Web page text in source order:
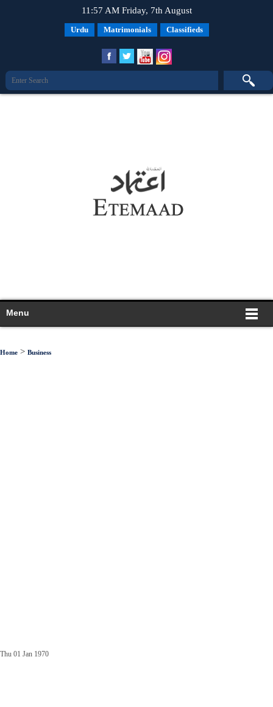
11:57 AM Friday, 7th August
Urdu Matrimonials Classifieds
Menu
Home > Business
Thu 01 Jan 1970